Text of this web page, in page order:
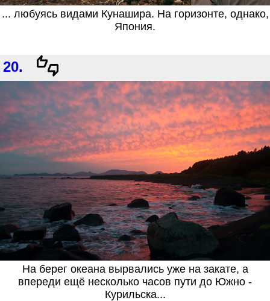
... любуясь видами Кунашира. На горизонте, однако,
Япония.
20.
На берег океана вырвались уже на закате, а
впереди ещё несколько часов пути до Южно -
Курильска...